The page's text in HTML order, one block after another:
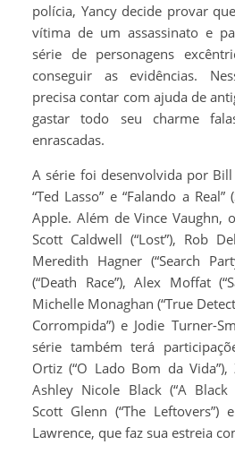
polícia, Yancy decide provar
vítima de um assassinato e
série de personagens
conseguir as evidências.
precisa contar com ajuda de
gastar todo seu charme
enrascadas.
A série foi desenvolvida por
“Ted Lasso” e “Falando a
Apple. Além de Vince Vaughn,
Scott Caldwell (“Lost”), Rob
Meredith Hagner (“Search
(“Death Race”), Alex Moffat
Michelle Monaghan (“True
Corrompida”) e Jodie Turner-
série também terá
Ortiz (“O Lado Bom da Vida”),
Ashley Nicole Black (“A Black
Scott Glenn (“The Leftovers”)
Lawrence, que faz sua estreia